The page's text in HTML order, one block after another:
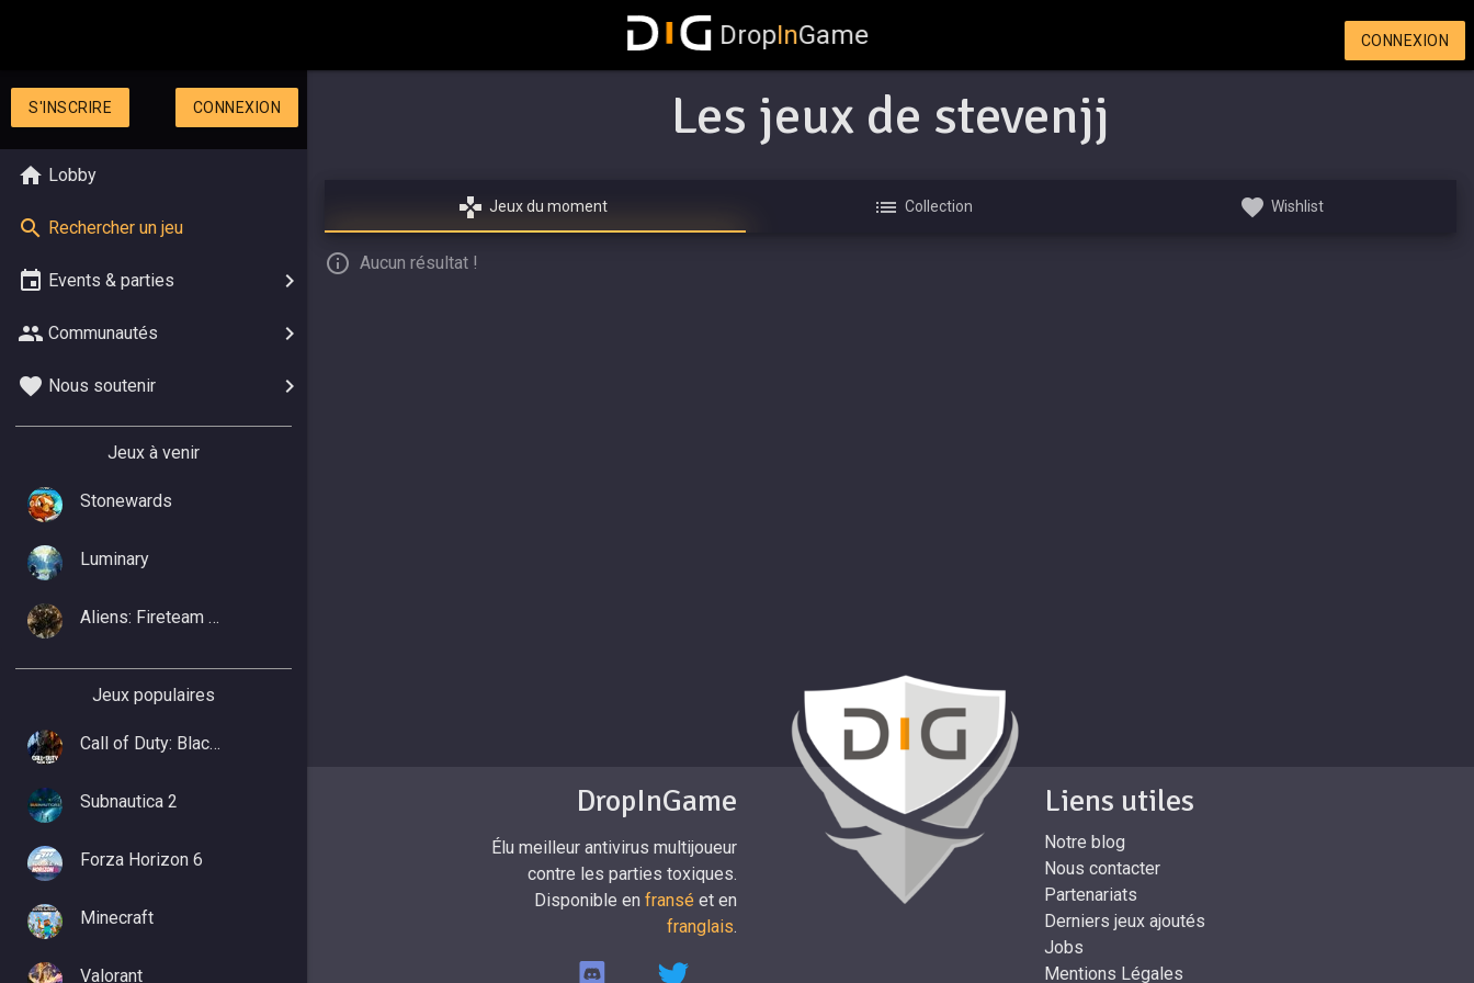
DropInGame CONNEXION
S'INSCRIRE CONNEXION
Lobby
Rechercher un jeu
Events & parties
Communautés
Nous soutenir
Jeux à venir
Stonewards
Luminary
Aliens: Fireteam Elite 2
Jeux populaires
Call of Duty: Black Ops 7
Subnautica 2
Forza Horizon 6
Minecraft
Valorant
Les jeux de stevenjj
Jeux du moment Collection Wishlist
Aucun résultat !
DropInGame
Élu meilleur antivirus multijoueur
contre les parties toxiques.
Disponible en fransé et en
franglais.
Liens utiles
Notre blog
Nous contacter
Partenariats
Derniers jeux ajoutés
Jobs
Mentions Légales